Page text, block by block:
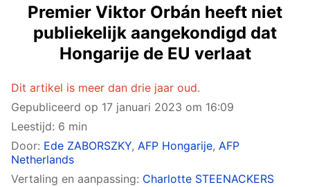
Premier Viktor Orbán heeft niet
publiekelijk aangekondigd dat
Hongarije de EU verlaat
Dit artikel is meer dan drie jaar oud.
Gepubliceerd op 17 januari 2023 om 16:09
Leestijd: 6 min
Door: Ede ZABORSZKY, AFP Hongarije, AFP
Netherlands
Vertaling en aanpassing: Charlotte STEENACKERS